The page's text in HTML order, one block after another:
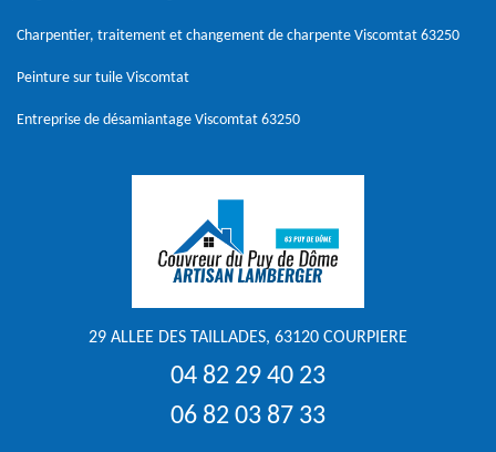
Charpentier, traitement et changement de charpente Viscomtat 63250
Peinture sur tuile Viscomtat
Entreprise de désamiantage Viscomtat 63250
29 ALLEE DES TAILLADES, 63120 COURPIERE
04 82 29 40 23
06 82 03 87 33